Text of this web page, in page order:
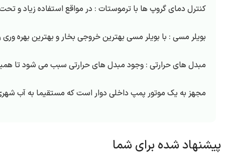
کنترل دمای گروپ ها با ترموستات : در مواقع استفاده زیاد و
بویلر مسی : با بویلر مسی بهترین خروجی بخار و بهترین بهره
مبدل های حرارتی : وجود مبدل های حرارتی سبب می شود تا
مجهز به یک موتور پمپ داخلی دوار است که مستقیما به آب
پیشنهاد شده برای شما